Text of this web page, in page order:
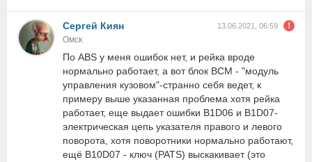
Сергей Киян 13.06.2021, 06:59
Омск
По АВS у меня ошибок нет, и рейка вроде
нормально работает, а вот блок BCM - "модуль
управления кузовом"-странно себя ведет, к
примеру выше указанная проблема хотя рейка
работает, еще выдает ошибки B1D06 и B1D07-
электрическая цепь указателя правого и левого
поворота, хотя поворотники нормально работают,
ещё B10D07 - ключ (PATS) выскакивает (это